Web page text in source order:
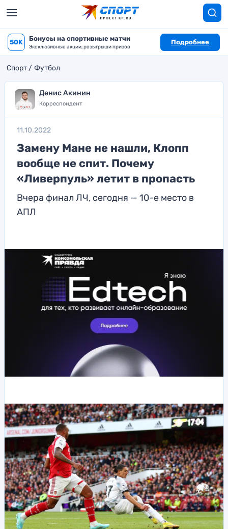
50K Бонусы на спортивные матчи
Эксклюзивные акции, розыгрыши призов
Подробнее
Спорт Футбол
Денис Акинин
Корреспондент
11.10.2022
Замену Мане не нашли, Клопп
вообще не спит. Почему
«Ливерпуль» летит в пропасть
Вчера финал ЛЧ, сегодня — 10-е место в
АПЛ